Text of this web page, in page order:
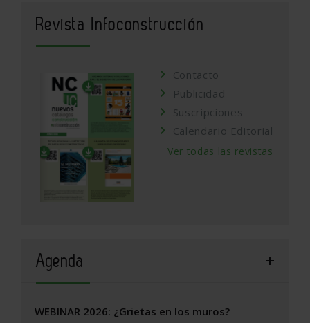
Revista Infoconstrucción
Contacto
Publicidad
Suscripciones
Calendario Editorial
Ver todas las revistas
Agenda
WEBINAR 2026: ¿Grietas en los muros?